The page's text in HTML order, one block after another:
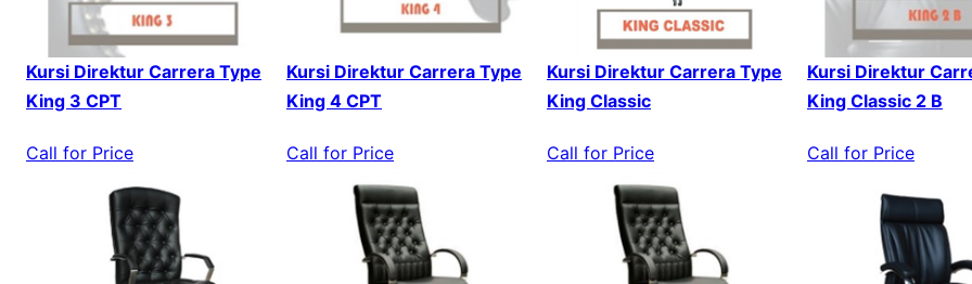
Kursi Direktur Carrera Type
King 3 CPT
Call for Price
Kursi Direktur Carrera Type
King 4 CPT
Call for Price
Kursi Direktur Carrera Type
King Classic
Call for Price
Kursi Direktur
King Classic 2 B
Call for Price